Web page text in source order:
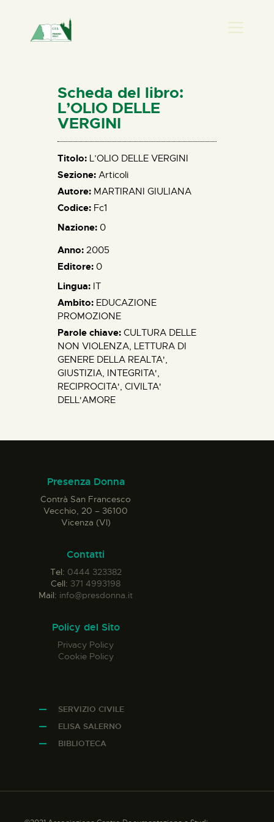
HOME
CHI SIAMO
NEWS
PERCORSI
BIBLIOTECA
ELISA SALERNO
CONTATTI
Scheda del libro:
L’OLIO DELLE
VERGINI
Titolo: L’OLIO DELLE VERGINI
Sezione: Articoli
Autore: MARTIRANI GIULIANA
Codice: Fc1
Nazione: 0
Anno: 2005
Editore: 0
Lingua: IT
Ambito: EDUCAZIONE
PROMOZIONE
Parole chiave: CULTURA DELLE
NON VIOLENZA, LETTURA DI
GENERE DELLA REALTA',
GIUSTIZIA, INTEGRITA',
RECIPROCITA', CIVILTA'
DELL'AMORE
Presenza Donna
Contrà San Francesco
Vecchio, 20 – 36100
Vicenza (VI)
Contatti
Tel: 0444 323382
Cell: 371 4993198
Mail: info@presdonna.it
Policy del Sito
Privacy Policy
Cookie Policy
SERVIZIO CIVILE
ELISA SALERNO
BIBLIOTECA